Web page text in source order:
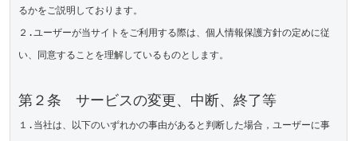
るかをご説明しております。
２.ユーザーが当サイトをご利用する際は、個人情報保護方針の定めに従
い、同意することを理解しているものとします。
第２条　サービスの変更、中断、終了等
１.当社は、以下のいずれかの事由があると判断した場合，ユーザーに事